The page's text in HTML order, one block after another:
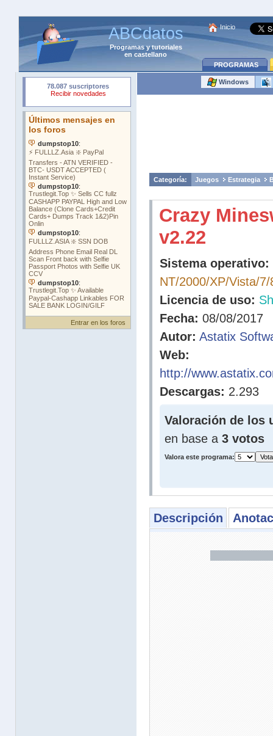
ABCdatos
Programasytutoriales
en castellano
Inicio
PROGRAMAS
Entrar en los foros
Windows
Categoría: Juegos Estrategia
Crazy
v2.22
Sistema operativo:
NT/2000/XP/Vista/7/
Licencia de uso:
Fecha: 08/08/2017
Autor: Astatix
Web:
http://
Descargas: 2.293
Valoración de los
en base a 3 votos
Valora este programa:
Descripción